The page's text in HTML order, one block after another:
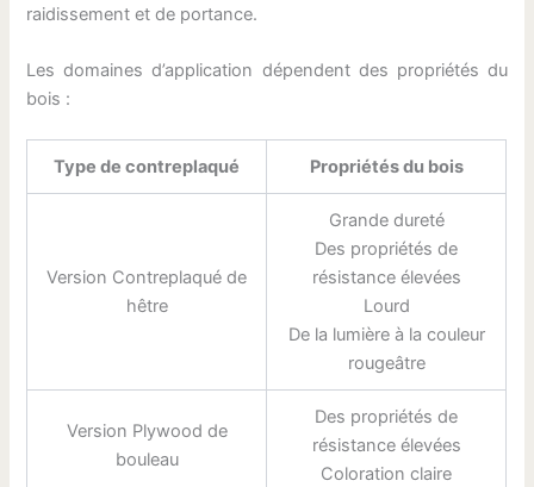
raidissement et de portance.
Les domaines d’application dépendent des propriétés du
bois :
Type de contreplaqué Propriétés du bois
Version Contreplaqué de
hêtre
Grande dureté
Des propriétés de
résistance élevées
Lourd
De la lumière à la couleur
rougeâtre
Version Plywood de
bouleau
Des propriétés de
résistance élevées
Coloration claire